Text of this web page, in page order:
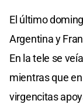
El último
Argentina y
En la tele se
mientras que
virgencitas